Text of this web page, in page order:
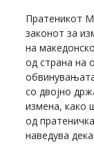
Пратеникот
законот за
на
од страна на
со двојно
измена, како
од
наведува